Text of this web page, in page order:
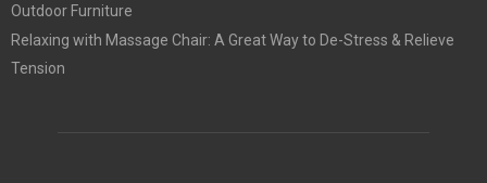
Outdoor Furniture
Relaxing with Massage Chair: A Great Way to De-Stress & Relieve
Tension